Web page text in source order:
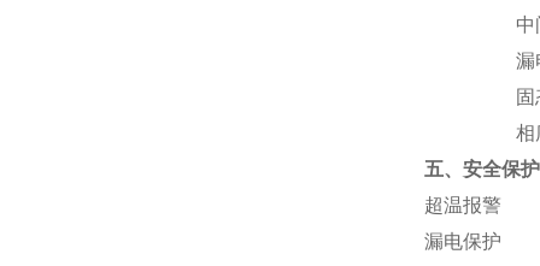
中
漏
相
五、 安全保
超温报警
漏电保护